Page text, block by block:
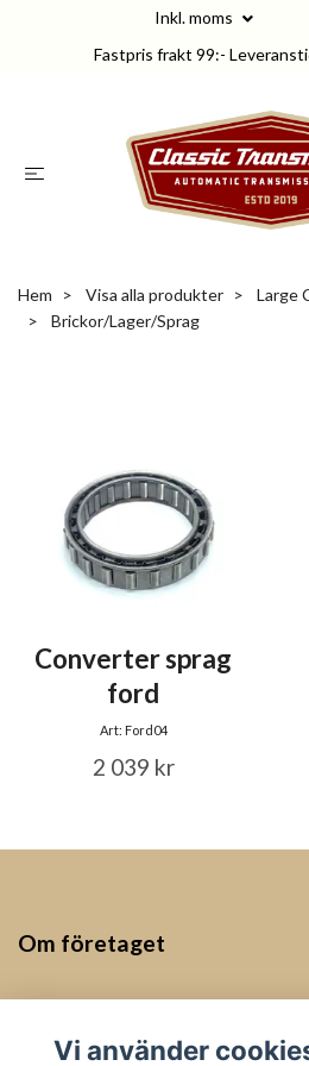
Inkl. moms
Fastpris frakt 99:-
Hem Visa alla produkter
Large
Brickor/Lager/Sprag
Converter sprag
ford
Art: Ford04
2 039 kr
Om företaget
Vi använder